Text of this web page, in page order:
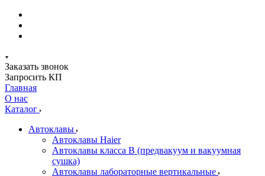
Заказать звонок
Запросить КП
Главная
О нас
Каталог
Автоклавы
Автоклавы Haier
Автоклавы класса B (предвакуум и вакуумная
сушка)
Автоклавы лабораторные вертикальные